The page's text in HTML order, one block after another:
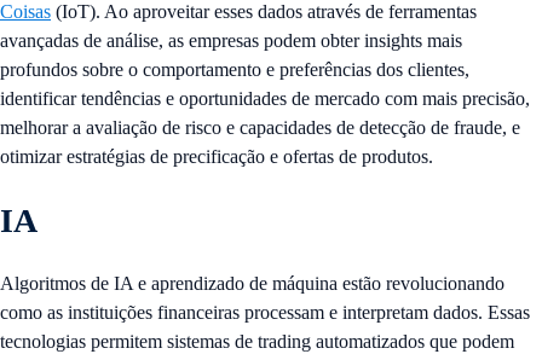
Coisas (IoT). Ao aproveitar esses dados através de ferramentas
avançadas de análise, as empresas podem obter insights mais
profundos sobre o comportamento e preferências dos clientes,
identificar tendências e oportunidades de mercado com mais precisão,
melhorar a avaliação de risco e capacidades de detecção de fraude, e
otimizar estratégias de precificação e ofertas de produtos.
IA
Algoritmos de IA e aprendizado de máquina estão revolucionando
como as instituições financeiras processam e interpretam dados. Essas
tecnologias permitem sistemas de trading automatizados que podem